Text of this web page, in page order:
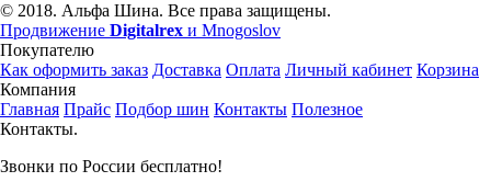
© 2018. Альфа Шина. Все права защищены.
Продвижение Digitalrex и Mnogoslov
Покупателю
Как оформить заказ Доставка Оплата Личный кабинет Корзина
Компания
Главная Прайс Подбор шин Контакты Полезное
Контакты.
Звонки по России бесплатно!